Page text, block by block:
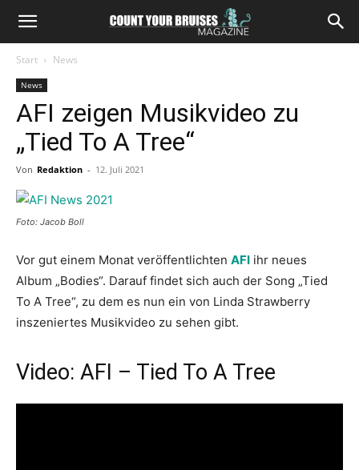
Start News
News
AFI zeigen Musikvideo zu
„Tied To A Tree“
Von Redaktion - 12. Juli 2021
Foto: Jacob Boll
Vor gut einem Monat veröffentlichten AFI ihr neues
Album „Bodies“. Darauf findet sich auch der Song „Tied
To A Tree“, zu dem es nun ein von Linda Strawberry
inszeniertes Musikvideo zu sehen gibt.
Video: AFI – Tied To A Tree